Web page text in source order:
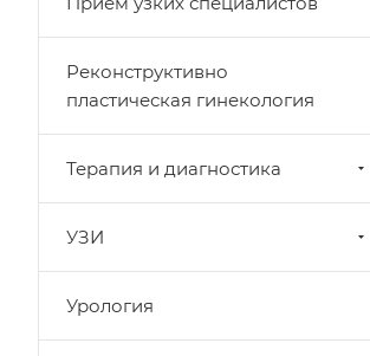
Реконструктивно
пластическая гинекология
Терапия и диагностика
УЗИ
Урология